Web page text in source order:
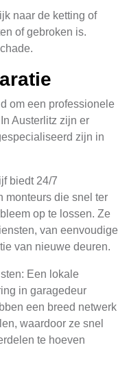
naar de ketting of
of gebroken is.
om een professionele
Austerlitz zijn er
zijn in
biedt 24/7
monteurs die snel ter
op te lossen. Ze
van eenvoudige
van nieuwe deuren.
Een lokale
in garagedeur
een breed netwerk
waardoor ze snel
te hoeven